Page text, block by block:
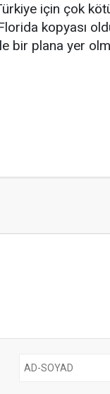
için çok
kopyası
bir plana yer